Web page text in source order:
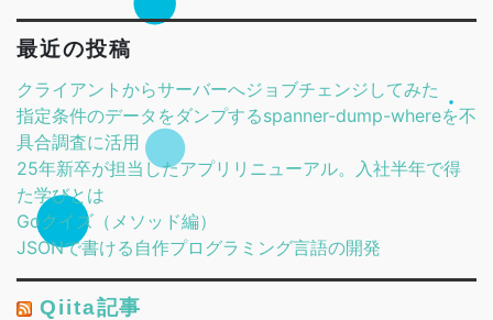
最近の投稿
クライアントからサーバーへジョブチェンジしてみた
指定条件のデータをダンプするspanner-dump-whereを不
具合調査に活用
25年新卒が担当したアプリリニューアル。入社半年で得
た学びとは
Goクイズ（メソッド編）
JSONで書ける自作プログラミング言語の開発
Qiita記事